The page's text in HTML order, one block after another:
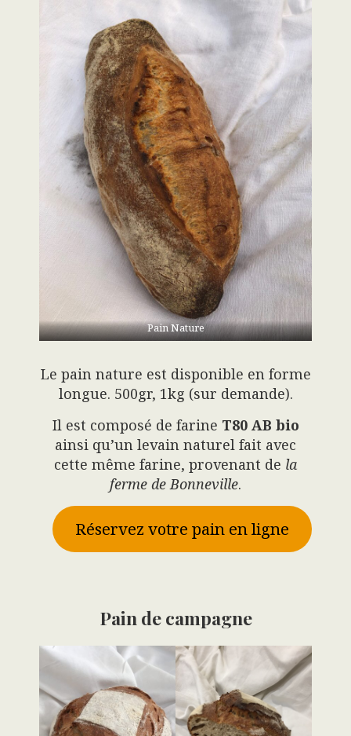
Pain Nature
Le pain nature est disponible en forme
longue. 500gr, 1kg (sur demande).
Il est composé de farine T80 AB bio
ainsi qu’un levain naturel fait avec
cette même farine, provenant de la
ferme de Bonneville.
Réservez votre pain en ligne
Pain de campagne